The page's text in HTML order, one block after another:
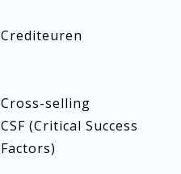
Crediteuren
Cross-selling
CSF (Critical Success
Factors)